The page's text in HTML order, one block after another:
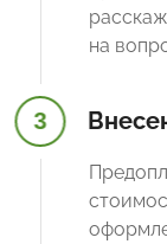
на
3